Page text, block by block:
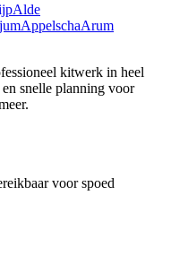
Alde
AppelschaArum
kitwerk in heel
snelle planning voor
voor spoed